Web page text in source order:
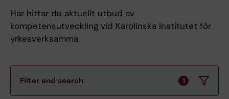
Här hittar du aktuellt utbud av
kompetensutveckling vid Karolinska Institutet för
yrkesverksamma.
Filter and search 1